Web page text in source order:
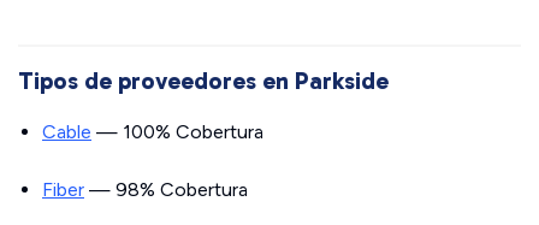
Tipos de proveedores en Parkside
Cable — 100% Cobertura
Fiber — 98% Cobertura